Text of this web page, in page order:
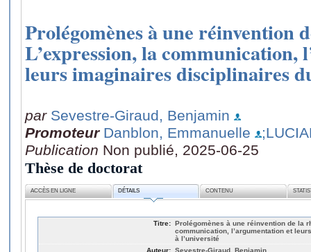
Prolégomènes à une réinvention
L’expression, la communication,
leurs imaginaires disciplinaires
par Sevestre-Giraud, Benjamin
Promoteur Danblon, Emmanuelle
Publication Non publié, 2025-06-25
Thèse de doctorat
ACCÈS EN LIGNE DÉTAILS CONTENU
Titre: Prolégomènes à une réinvention de la
communication, l’argumentation et
à l’université
Auteur: Sevestre-Giraud, Benjamin